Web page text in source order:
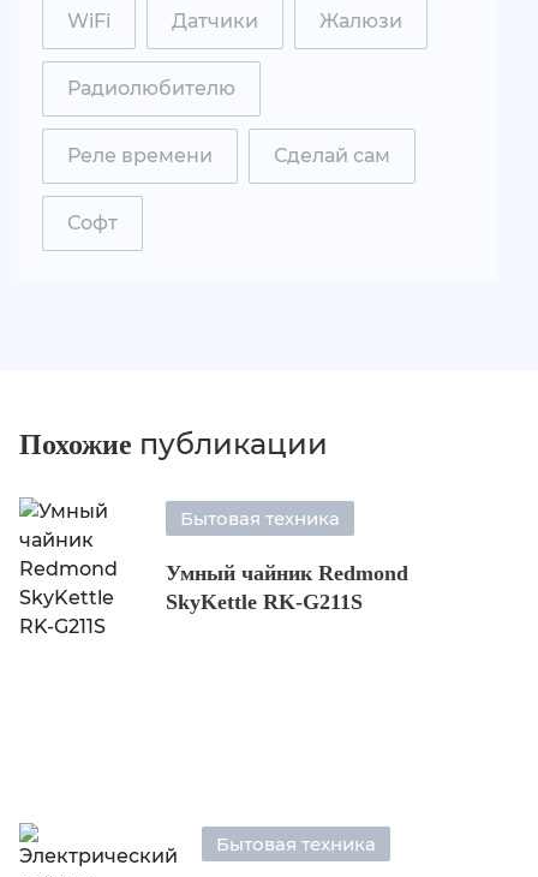
WiFi Датчики Жалюзи
Радиолюбителю
Реле времени Сделай сам
Софт
Похожие публикации
Бытовая техника
Умный чайник Redmond
SkyKettle RK-G211S
Бытовая техника